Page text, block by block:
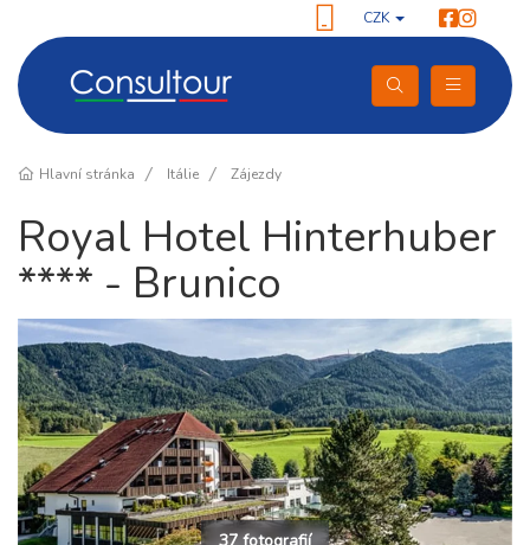
CZK
Hlavní stránka Itálie Zájezdy
Royal Hotel Hinterhuber
**** - Brunico